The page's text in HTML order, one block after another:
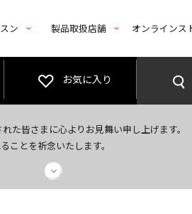
ン 製品取扱店舗 オンラインス
お気に入り
た皆さまに心よりお見舞い申し上げます。
ことを祈念いたします。
ト！